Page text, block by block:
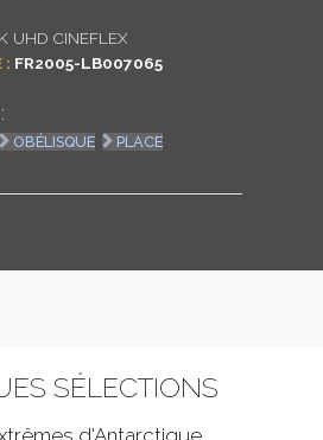
UHD CINEFLEX
: FR2005-LB007065
OBÉLISQUE PLACE
SÉLECTIONS